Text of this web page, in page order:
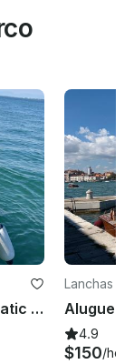
Aluguel de console central Adriatic 19.5 da Open Line em Venezia, Itália
Lanchas
4.9
$150/hora